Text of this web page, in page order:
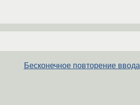
Бесконечное повторение ввода